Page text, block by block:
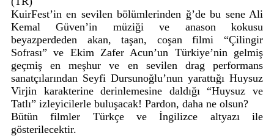
KuirFest’in en sevilen bölümlerinden ğ’de bu sene Ali
Kemal Güven’in müziği ve anason kokusu
beyazperdeden akan, taşan, coşan filmi “Çilingir
Sofrası” ve Ekim Zafer Acun’un Türkiye’nin gelmiş
geçmiş en meşhur ve en sevilen drag performans
sanatçılarından Seyfi Dursunoğlu’nun yarattığı Huysuz
Virjin karakterine derinlemesine daldığı “Huysuz ve
Tatlı” izleyicilerle buluşacak! Pardon, daha ne olsun?
Bütün filmler Türkçe ve İngilizce altyazı ile
gösterilecektir.